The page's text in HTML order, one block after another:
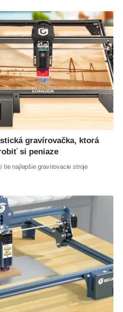
gravírovačka, ktorá
si peniaze
tie najlepšie gravírovacie stroje